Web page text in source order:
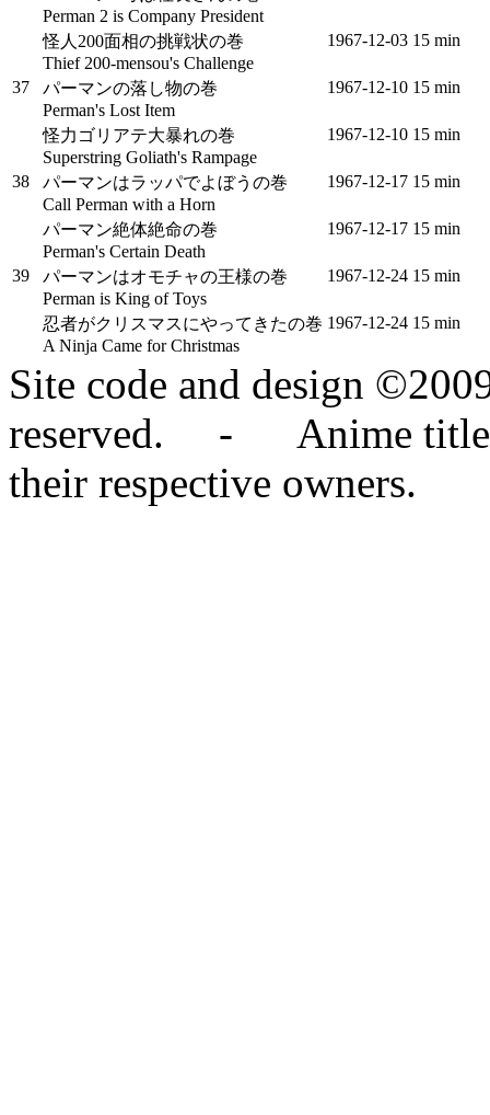
Perman 2 is Company President
怪人200面相の挑戦状の巻
Thief 200-mensou's Challenge
1967‑12‑03 15 min
37
パーマンの落し物の巻
Perman's Lost Item
1967‑12‑10 15 min
怪力ゴリアテ大暴れの巻
Superstring Goliath's Rampage
1967‑12‑10 15 min
38
パーマンはラッパでよぼうの巻
Call Perman with a Horn
1967‑12‑17 15 min
パーマン絶体絶命の巻
Perman's Certain Death
1967‑12‑17 15 min
39
パーマンはオモチャの王様の巻
Perman is King of Toys
1967‑12‑24 15 min
忍者がクリスマスにやってきたの巻
A Ninja Came for Christmas
1967‑12‑24 15 min
Site code and design
reserved. - Anime titles,
their respective owners.